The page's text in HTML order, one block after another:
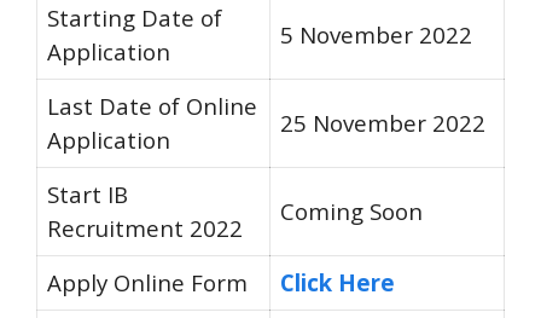
Starting Date of
Application
5 November 2022
Last Date of Online
Application
25 November 2022
Start IB
Recruitment 2022
Coming Soon
Apply Online Form
Click Here